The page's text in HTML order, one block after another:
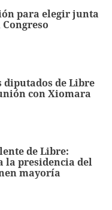
para elegir junta
diputados de Libre
con Xiomara
de Libre:
la presidencia del
mayoría